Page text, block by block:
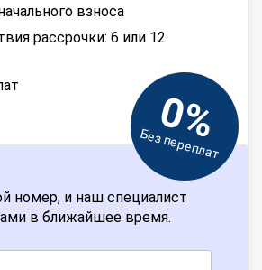
взноса
рассрочки: 6 или 12
0%
Без переплат
номер, и наш специалист
в ближайшее время.